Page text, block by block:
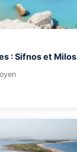
: Sifnos et Milos